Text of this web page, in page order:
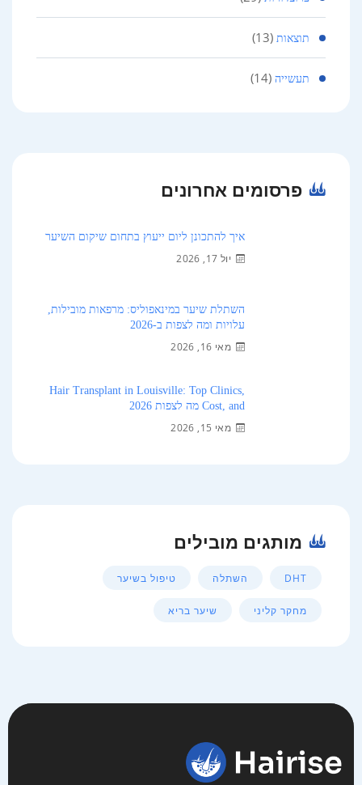
תוצאות (13)
תעשייה (14)
פרסומים אחרונים
איך להתכונן ליום ייעוץ בתחום שיקום השיער
יול 17, 2026
השתלת שיער במינאפוליס: מרפאות מובילות,
עלויות ומה לצפות ב-2026
מאי 16, 2026
Hair Transplant in Louisville: Top Clinics,
Cost, and מה לצפות 2026
מאי 15, 2026
מותגים מובילים
DHT השתלה טיפול בשיער
מחקר קליני שיער בריא